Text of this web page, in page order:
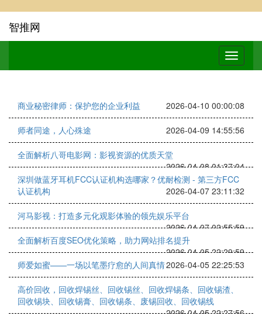
智推网
商业秘密律师：保护您的企业利益 2026-04-10 00:00:08
师者同途，人心殊途 2026-04-09 14:55:56
全面解析八哥电影网：影视资源的优质天堂
2026-04-08 01:37:04
深圳做蓝牙耳机FCC认证机构选哪家？优耐检测 - 第三方FCC
认证机构
2026-04-07 23:11:32
河马影视：打造多元化观影体验的领先娱乐平台
2026-04-07 02:55:59
全面解析百度SEO优化策略，助力网站排名提升
2026-04-05 22:29:59
师爱如蜜——一场以笔墨疗愈的人间真情2026-04-05 22:25:53
高价回收，回收焊锡丝、回收锡丝、回收焊锡条、回收锡渣、
回收锡块、回收锡膏、回收锡条、废锡回收、回收锡线
2026-04-05 22:27:56